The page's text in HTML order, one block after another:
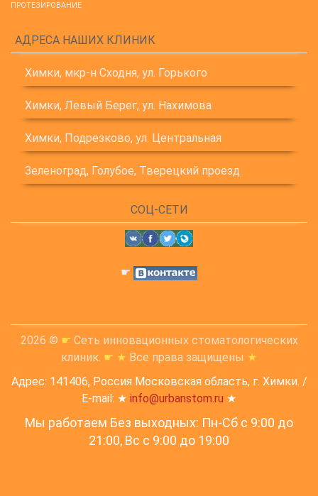
ПРОТЕЗИРОВАНИЕ
АДРЕСА НАШИХ КЛИНИК
Химки, мкр-н Сходня, ул. Горького
Химки, Левый Берег, ул. Нахимова
Химки, Подрезково, ул. Центральная
Зеленоград, Голубое, Тверецкий проезд
СОЦ-СЕТИ
☛
2026 © ☛ Сеть инновационных стоматологических
клиник. ☛ ★ Все права защищены ★
Адрес: 141406, Россия Московская область, г. Химки. /
E-mail: ★ info@urbanstom.ru ★
Мы работаем Без выходных: Пн-Сб с 9:00 до
21:00, Вс c 9:00 до 19:00